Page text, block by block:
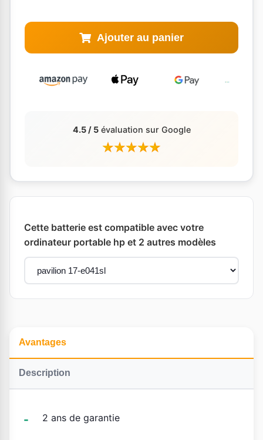
Ajouter au panier
4.5 / 5évaluation sur Google
Cette batterie est compatible avec votre
ordinateur portable hp et 2 autres modèles
Avantages
Description
2 ans de garantie